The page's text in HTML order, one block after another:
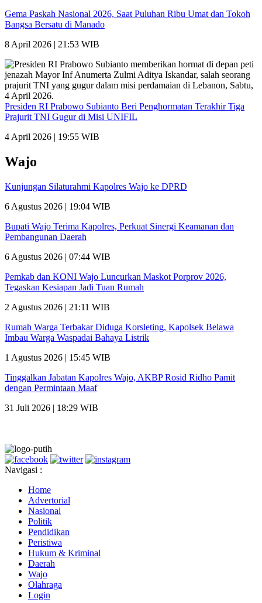
Gema Paskah Nasional 2026, Saat Puluhan Ribu Umat dan Tokoh
Bangsa Bersatu di Manado
8 April 2026 | 21:53 WIB
Presiden RI Prabowo Subianto Beri Penghormatan Terakhir Tiga
Prajurit TNI Gugur di Misi UNIFIL
4 April 2026 | 19:55 WIB
Wajo
Kunjungan Silaturahmi Kapolres Wajo ke DPRD
6 Agustus 2026 | 19:04 WIB
Bupati Wajo Terima Kapolres, Perkuat Sinergi Keamanan dan
Pembangunan Daerah
6 Agustus 2026 | 07:44 WIB
Pemkab dan KONI Wajo Luncurkan Maskot Porprov 2026,
Tegaskan Kesiapan Jadi Tuan Rumah
2 Agustus 2026 | 21:11 WIB
Rumah Warga Terbakar Diduga Korsleting, Kapolsek Belawa
Imbau Warga Waspadai Bahaya Listrik
1 Agustus 2026 | 15:45 WIB
Tinggalkan Jabatan Kapolres Wajo, AKBP Rosid Ridho Pamit
dengan Permintaan Maaf
31 Juli 2026 | 18:29 WIB
Navigasi :
Home
Advertorial
Nasional
Politik
Pendidikan
Peristiwa
Hukum & Kriminal
Daerah
Wajo
Olahraga
Login